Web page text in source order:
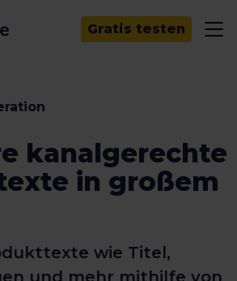
Gratis testen
kanalgerechte
in großem
wie Titel,
und mehr mithilfe von